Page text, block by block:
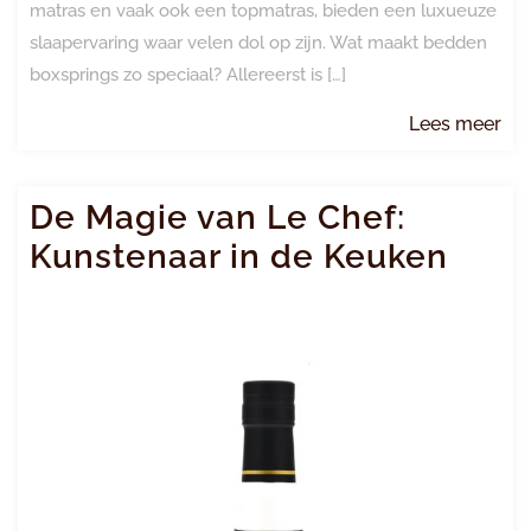
matras en vaak ook een topmatras, bieden een luxueuze
slaapervaring waar velen dol op zijn. Wat maakt bedden
boxsprings zo speciaal? Allereerst is […]
Lees meer
De Magie van Le Chef:
Kunstenaar in de Keuken